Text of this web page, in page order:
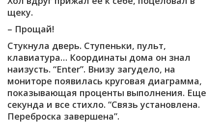
щеку.
– Прощай!
Стукнула дверь. Ступеньки, пульт,
клавиатура… Координаты дома он знал
наизусть. “Enter”. Внизу загудело, на
мониторе появилась круговая диаграмма,
показывающая проценты выполнения. Еще
секунда и все стихло. “Связь установлена.
Переброска завершена”.